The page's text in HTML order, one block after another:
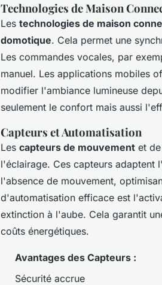
Technologies de Maison
Les technologies de maison
domotique. Cela permet une
Les commandes vocales, par
manuel. Les applications mobiles
modifier l'ambiance lumineuse
seulement le confort mais aussi
Capteurs et Automatisation
Les capteurs de mouvement et
l'éclairage. Ces capteurs adaptent
l'absence de mouvement,
d'automatisation efficace est
extinction à l'aube. Cela garantit
coûts énergétiques.
Avantages des Capteurs :
Sécurité accrue